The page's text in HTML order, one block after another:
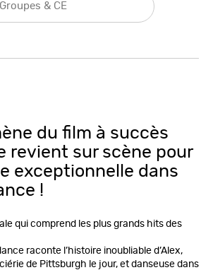
Groupes & CE
du film à succès
revient sur scène pour
exceptionnelle dans
!
qui comprend les plus grands hits des
raconte l’histoire inoubliable d’Alex,
de Pittsburgh le jour, et danseuse dans